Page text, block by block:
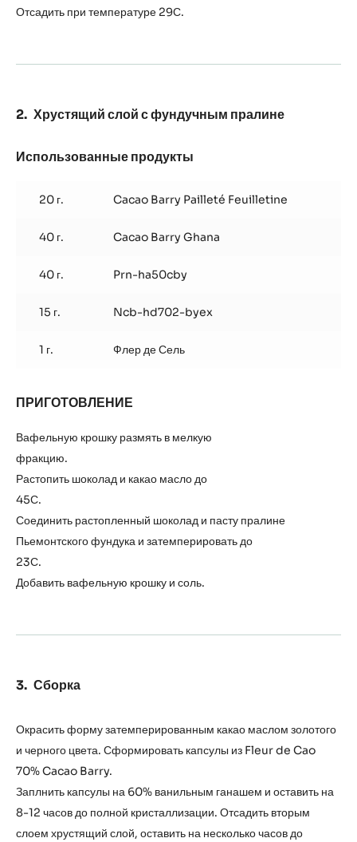
Отсадить при температуре 29С.
Хрустящий слой с фундучным пралине
Использованные продукты
слой
с
пралине
20 г. Cacao Barry Pailleté Feuilletine
40 г. Cacao Barry Ghana
40 г. Prn-ha50cby
15 г. Ncb-hd702-byex
1 г. Флер де Сель
ПРИГОТОВЛЕНИЕ
слой
пралине
Вафельную крошку размять в мелкую
фракцию.
Растопить шоколад и какао масло до
45С.
Соединить растопленный шоколад и пасту пралине
Пьемонтского фундука и затемперировать до
Добавить вафельную крошку и соль.
Сборка
Окрасить форму затемперированным какао маслом золотого
и черного цвета. Сформировать капсулы из Fleur de Cao
70% Cacao Barry.
Заплнить капсулы на 60% ванильным ганашем и оставить на
8-12 часов до полной кристаллизации. Отсадить вторым
слоем хрустящий слой, оставить на несколько часов до